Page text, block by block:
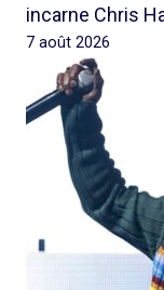
incarne Chris
7 août 2026